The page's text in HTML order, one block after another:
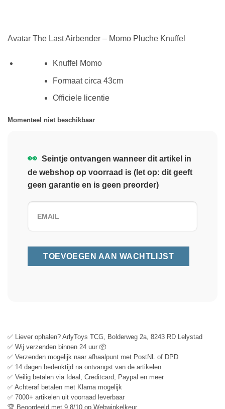
Avatar The Last Airbender – Momo Pluche Knuffel
Knuffel Momo
Formaat circa 43cm
Officiele licentie
Momenteel niet beschikbaar
👀 Seintje ontvangen wanneer dit artikel in
de webshop op voorraad is (let op: dit geeft
geen garantie en is geen preorder)
✅ Liever ophalen? ArlyToys TCG, Bolderweg 2a, 8243 RD Lelystad
✅ Wij verzenden binnen 24 uur 📦
✅ Verzenden mogelijk naar afhaalpunt met PostNL of DPD
✅ 14 dagen bedenktijd na ontvangst van de artikelen
✅ Veilig betalen via Ideal, Creditcard, Paypal en meer
✅ Achteraf betalen met Klarna mogelijk
✅ 7000+ artikelen uit voorraad leverbaar
🏆 Beoordeeld met 9.8/10 op Webwinkelkeur